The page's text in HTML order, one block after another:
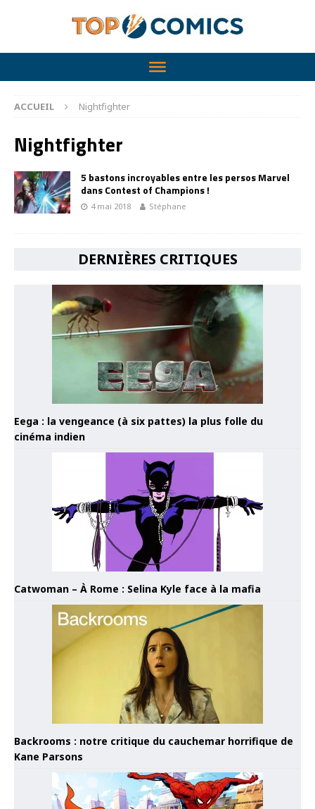
ACCUEIL Nightfighter
Nightfighter
5 bastons incroyables entre les persos Marvel
dans Contest of Champions !
4 mai 2018 Stéphane
DERNIÈRES CRITIQUES
Eega : la vengeance (à six pattes) la plus folle du
cinéma indien
Catwoman – À Rome : Selina Kyle face à la mafia
Backrooms : notre critique du cauchemar horrifique de
Kane Parsons